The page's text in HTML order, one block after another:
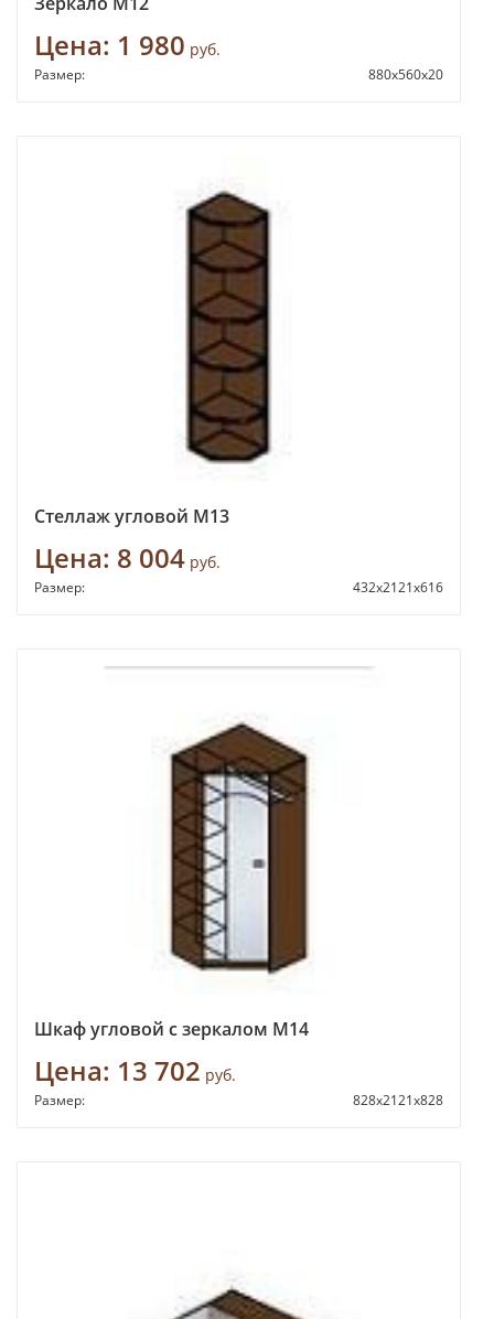
Цена: 1 980 руб.
Размер: 880х560х20
Стеллаж угловой М13
Цена: 8 004 руб.
Размер: 432х2121х616
Шкаф угловой с зеркалом М14
Цена: 13 702 руб.
Размер: 828х2121х828